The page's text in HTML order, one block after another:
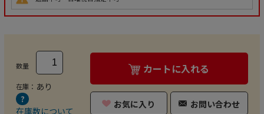
数量
在庫： あり
在庫数について
カートに入れる
お気に入り お問い合わせ